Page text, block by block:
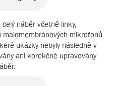
náběr včetně linky,
mikrofonů
ukázky nebyly následně v
ani korekčně upravovány.